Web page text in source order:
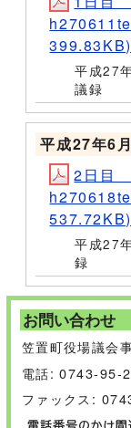
399.83KB)
平成27
議録
平成27年6
2日目
537.72KB)
平成27
録
お問い合わせ
笠置町役場議会
電話: 0743-95-
ファックス: